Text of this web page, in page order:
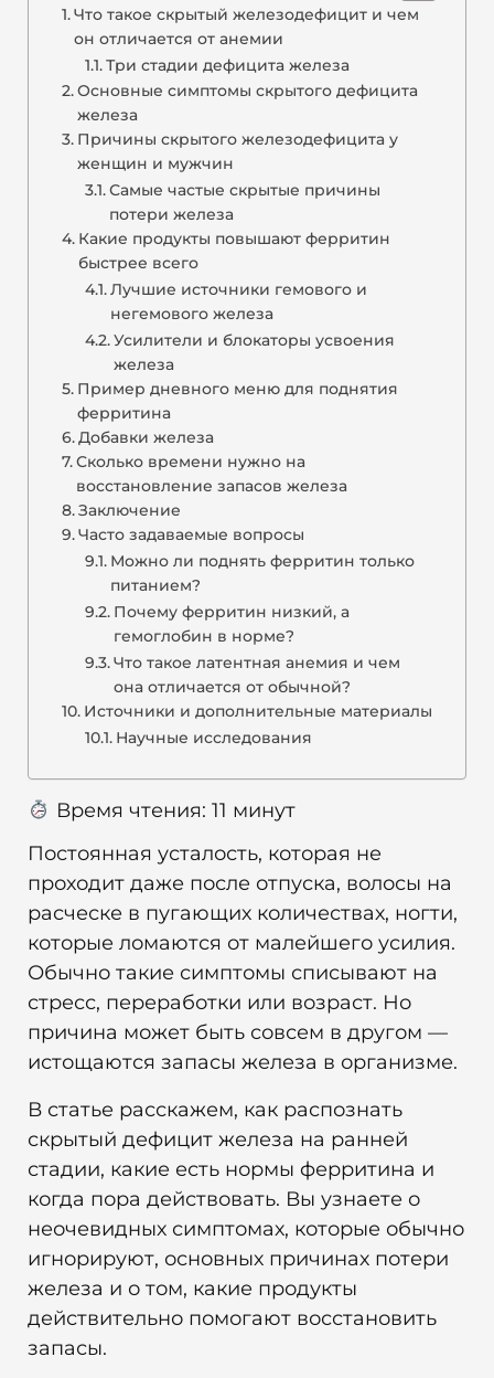
Что такое скрытый железодефицит и чем
он отличается от анемии
Три стадии дефицита железа
Основные симптомы скрытого дефицита
железа
Причины скрытого железодефицита у
женщин и мужчин
Самые частые скрытые причины
потери железа
Какие продукты повышают ферритин
быстрее всего
Лучшие источники гемового и
негемового железа
Усилители и блокаторы усвоения
железа
Пример дневного меню для поднятия
ферритина
Добавки железа
Сколько времени нужно на
восстановление запасов железа
Заключение
Часто задаваемые вопросы
Можно ли поднять ферритин только
питанием?
Почему ферритин низкий, а
гемоглобин в норме?
Что такое латентная анемия и чем
она отличается от обычной?
Источники и дополнительные материалы
Научные исследования
Время чтения: 11 минут
Постоянная усталость, которая не
проходит даже после отпуска, волосы на
расческе в пугающих количествах, ногти,
которые ломаются от малейшего усилия.
Обычно такие симптомы списывают на
стресс, переработки или возраст. Но
причина может быть совсем в другом —
истощаются запасы железа в организме.
В статье расскажем, как распознать
скрытый дефицит железа на ранней
стадии, какие есть нормы ферритина и
когда пора действовать. Вы узнаете о
неочевидных симптомах, которые обычно
игнорируют, основных причинах потери
железа и о том, какие продукты
действительно помогают восстановить
запасы.